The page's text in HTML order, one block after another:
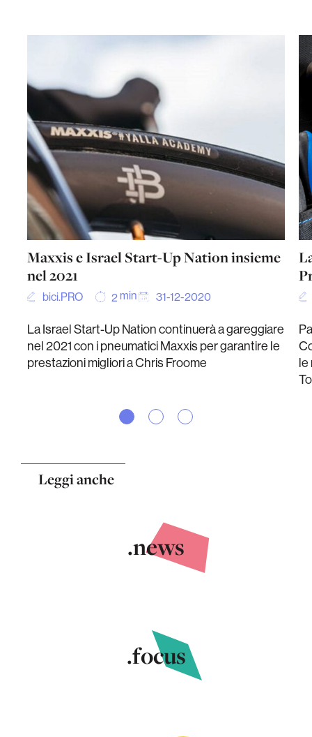
Maxxis e Israel Start-Up Nation insieme
nel 2021
bici.PRO 2 min 31-12-2020
La Israel Start-Up Nation continuerà a gareggiare
nel 2021 con i pneumatici Maxxis per garantire le
prestazioni migliori a Chris Froome
le
Leggi anche
.news
.focus